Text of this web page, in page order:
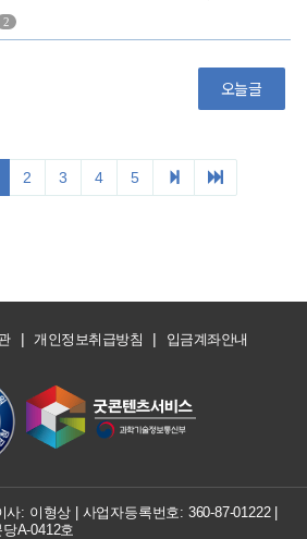
| 개인정보취급방침 | 입금계좌안내
사: 이형상 | 사업자등록번호: 360-87-01222|
A-0412호